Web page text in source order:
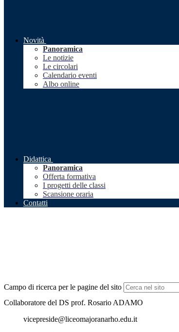
Novità
Panoramica
Le notizie
Le circolari
Calendario eventi
Albo online
Didattica
Panoramica
Offerta formativa
I progetti delle classi
Scansione oraria
Contatti
Campo di ricerca per le pagine del sito
Collaboratore del DS prof. Rosario ADAMO
vicepreside@liceomajoranarho.edu.it